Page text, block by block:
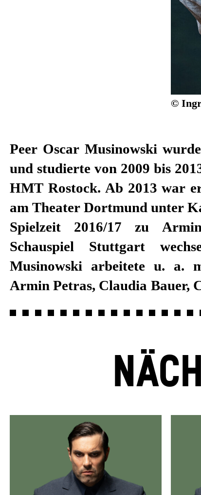
©
Peer Oscar Musinowski
und studierte von 2009 bis
HMT Rostock. Ab 2013 war
am Theater Dortmund unter
Spielzeit 2016/17 zu
Schauspiel Stuttgart
Musinowski arbeitete u. a.
Armin Petras, Claudia Bauer,